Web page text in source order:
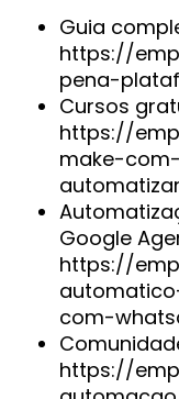
Guia
https://
pena-
Cursos
https://
make-
Google
https://
com-
https://